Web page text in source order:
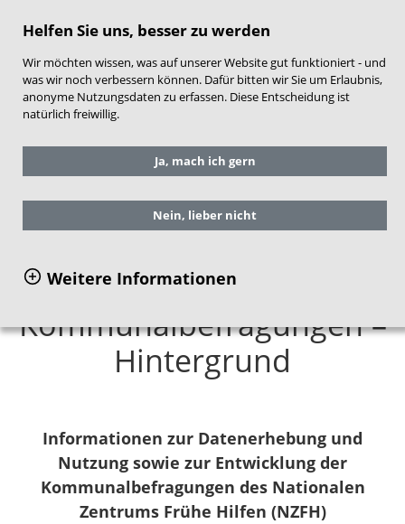
Helfen Sie uns, besser zu werden
Wir möchten wissen, was auf unserer Website gut funktioniert - und
was wir noch verbessern können. Dafür bitten wir Sie um Erlaubnis,
anonyme Nutzungsdaten zu erfassen. Diese Entscheidung ist
natürlich freiwillig.
Ja, mach ich gern
Nein, lieber nicht
Weitere Informationen
Sie befinden sich hier: Forschung im NZFH
Implementierungsforschung
Kommunalbefragungen – Hintergrund
Kommunalbefragungen –
Hintergrund
Informationen zur Datenerhebung und
Nutzung sowie zur Entwicklung der
Kommunalbefragungen des Nationalen
Zentrums Frühe Hilfen (NZFH)